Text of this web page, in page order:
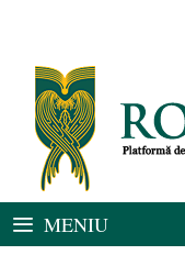
conținut
MENIU